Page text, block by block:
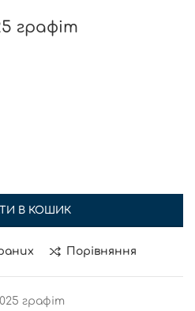
графіт
В КОШИК
Порівняння
графіт